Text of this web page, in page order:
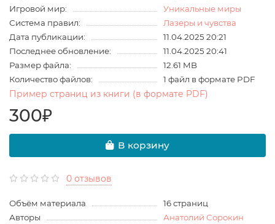
Игровой мир:
Уникальные миры
Система правил:
Лазеры и чувства
Дата публикации:
11.04.2025 20:21
Последнее обновление:
11.04.2025 20:41
Размер файла:
12.61 MB
Количество файлов:
1 файл в формате PDF
Пример страниц из книги (в формате PDF)
300₽
В корзину
0 отзывов
Объём материала
16 страниц
Авторы
Анатолий Сорокин